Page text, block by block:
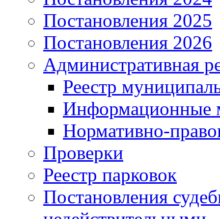
Постановления 2025
Постановления 2026
Административная
Реестр
Информационные
Нормативно-
Проверки
Реестр парковок
Постановления